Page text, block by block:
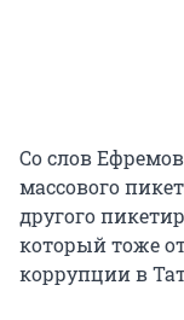
Со слов
массового
другого
который тоже
коррупции в